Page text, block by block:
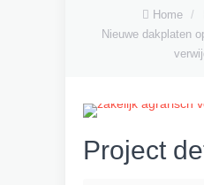
Home /
Nieuwe dakplaten
Project